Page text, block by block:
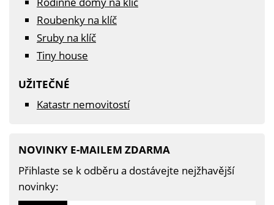
Roubenky na klíč
Sruby na klíč
Tiny house
UŽITEČNÉ
Katastr nemovitostí
NOVINKY E-MAILEM ZDARMA
Přihlaste se k odběru a dostávejte nejžhavější
novinky: